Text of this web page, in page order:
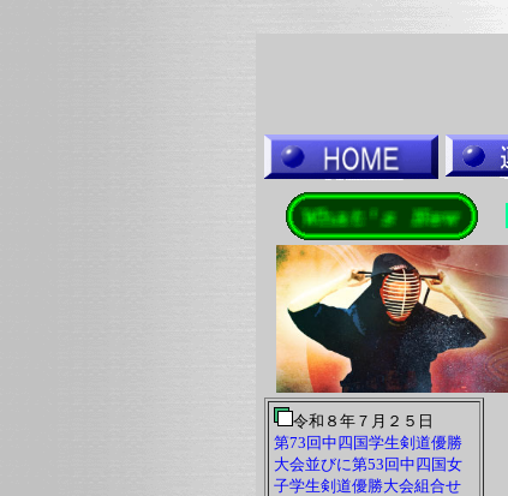
令和８年７月２５日
第73回中四国学生剣道優勝
大会並びに第53回中四国女
子学生剣道優勝大会組合せ